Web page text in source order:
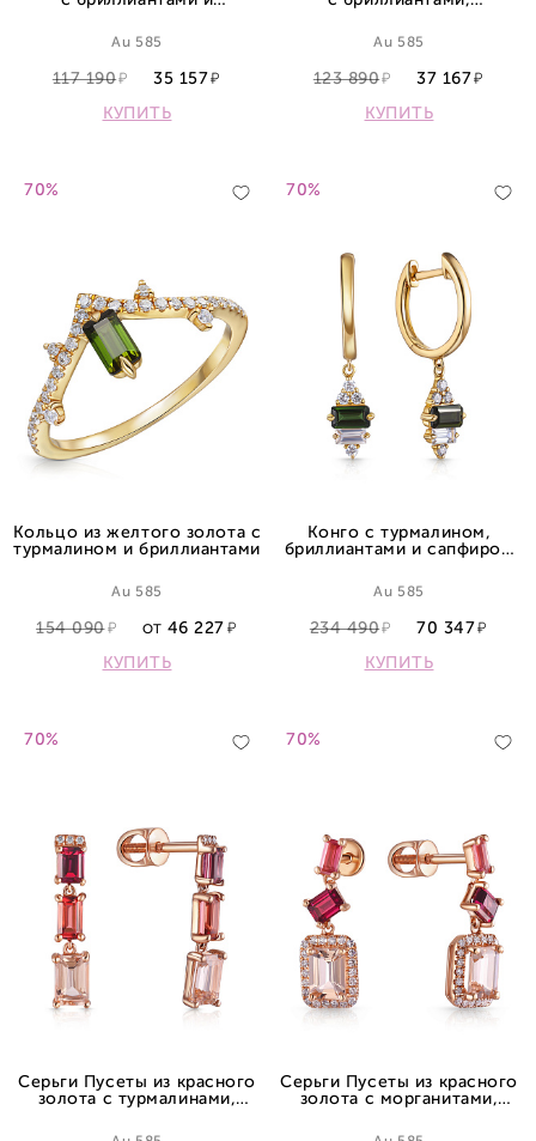
Au 585
117 190
35 157
КУПИТЬ
Au 585
123 890
37 167
КУПИТЬ
70%
Кольцо из желтого золота с
турмалином и бриллиантами
Au 585
154 090 ОТ 46 227
КУПИТЬ
70%
Конго с турмалином,
бриллиантами и сапфиром
Au 585
234 490
70 347
КУПИТЬ
70%
Серьги Пусеты из красного
золота с турмалинами,
бриллиантами
70%
Серьги Пусеты из красного
золота с морганитами,
бриллиантами